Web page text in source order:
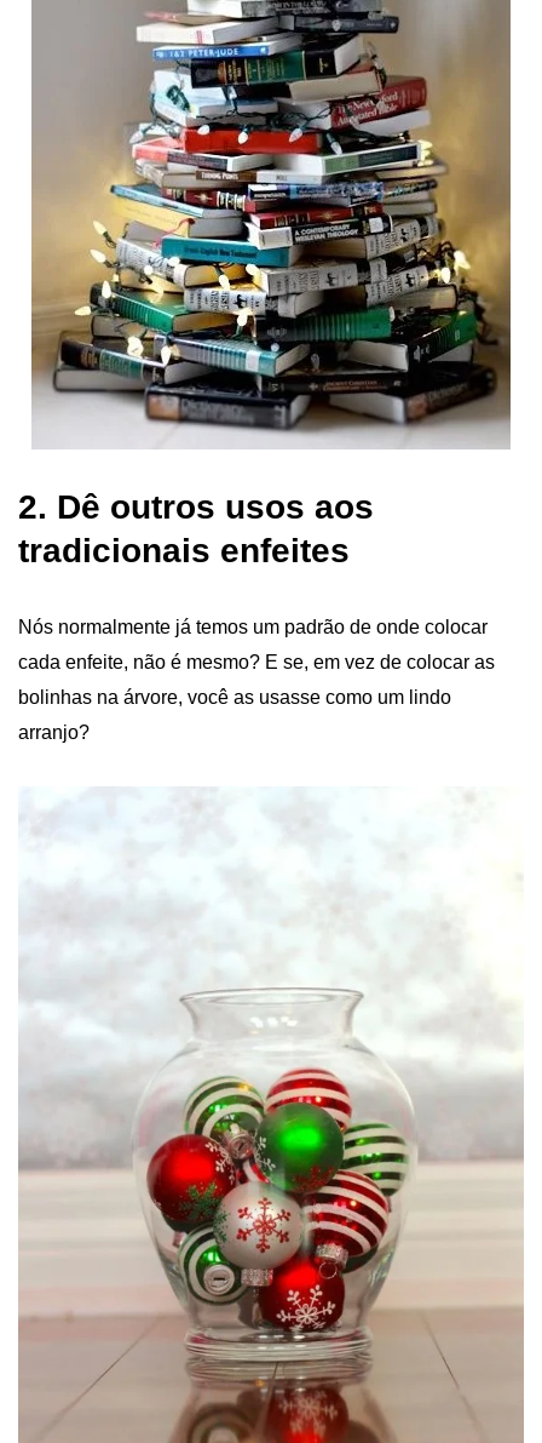
2. Dê outros usos aos
tradicionais enfeites
Nós normalmente já temos um padrão de onde colocar
cada enfeite, não é mesmo? E se, em vez de colocar as
bolinhas na árvore, você as usasse como um lindo
arranjo?